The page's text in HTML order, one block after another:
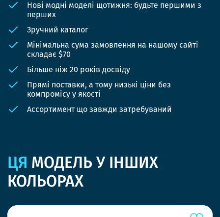
Нові модні моделі щотижня: будьте першими з
перших
Зручний каталог
Мінімальна сума замовлення на нашому сайті
складає $70
Більше ніж 20 років досвіду
Прямі поставки, а тому низькі ціни без
компромісу у якості
Ассортимент що завжди затребуваний
ЦЯ МОДЕЛЬ У ІНШИХ
КОЛЬОРАХ